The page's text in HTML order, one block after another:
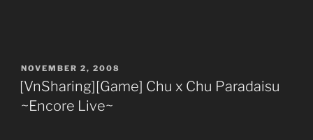
POSTED
ON
NOVEMBER 2, 2008
[VnSharing][Game] Chu x Chu Paradaisu
~Encore Live~